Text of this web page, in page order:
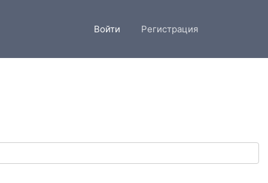
Войти Регистрация